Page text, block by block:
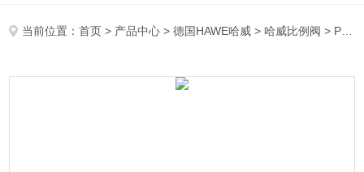
当前位置：首页 > 产品中心 >德国HAWE哈威 >哈威比例阀 > PMVP4-43/G24HAWE哈威比例溢流阀PMVP4-44/G24原装现货